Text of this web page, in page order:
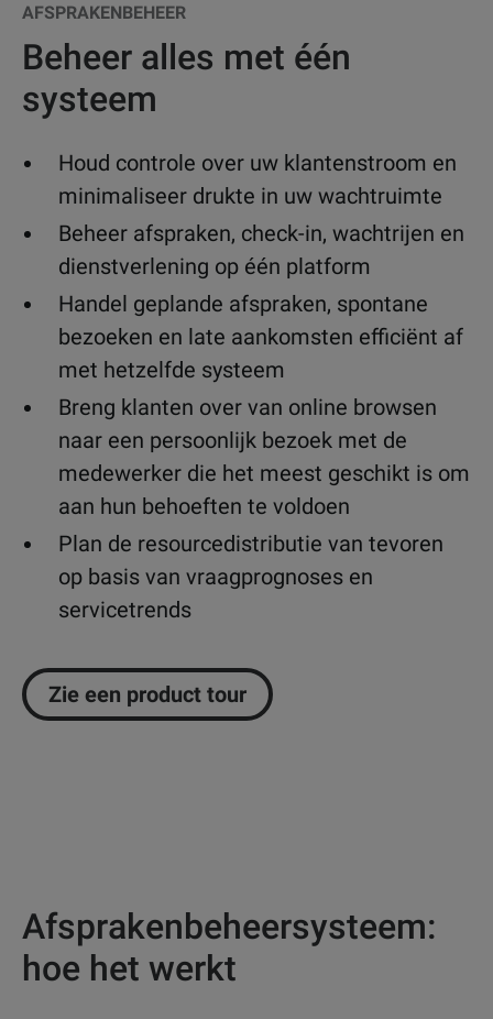
AFSPRAKENBEHEER
Beheer alles met één
systeem
Houd controle over uw klantenstroom en
minimaliseer drukte in uw wachtruimte
Beheer afspraken, check-in, wachtrijen en
dienstverlening op één platform
Handel geplande afspraken, spontane
bezoeken en late aankomsten efficiënt af
met hetzelfde systeem
Breng klanten over van online browsen
naar een persoonlijk bezoek met de
medewerker die het meest geschikt is om
aan hun behoeften te voldoen
Plan de resourcedistributie van tevoren
op basis van vraagprognoses en
servicetrends
Zie een product tour
Afsprakenbeheersysteem:
hoe het werkt